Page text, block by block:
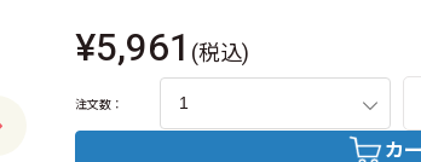
¥5,961 (税込)
注文数：
カ